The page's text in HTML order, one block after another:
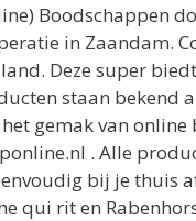
Boodschappen
in Zaandam.
Deze super
staan bekend
gemak van
. Alle
bij je thuis
qui rit en